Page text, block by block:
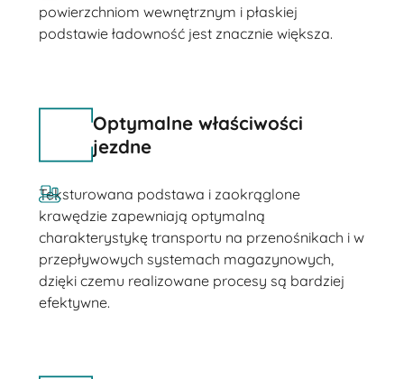
powierzchniom wewnętrznym i płaskiej
podstawie ładowność jest znacznie większa.
Optymalne właściwości
jezdne
Teksturowana podstawa i zaokrąglone
krawędzie zapewniają optymalną
charakterystykę transportu na przenośnikach i w
przepływowych systemach magazynowych,
dzięki czemu realizowane procesy są bardziej
efektywne.